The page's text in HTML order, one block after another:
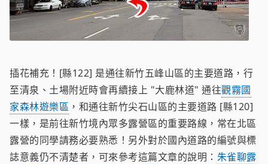
插花補充！[縣122] 是通往新竹五峰山區的主要道路，行
至清泉、土場附近時會再續接上 "大鹿林道" 通往觀霧國
家森林遊樂區 ，和通往新竹尖石山區的主要道路 [縣120]
一樣，是前往新竹境內眾多露營區的重要路線，常在北區
露營的同學請務必要熟悉！另外對於國內道路的編號與標
誌意義仍不清楚者，可來參考這篇文章的說明： 朱雀聊露